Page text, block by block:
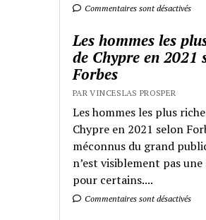
Commentaires sont désactivés
Les hommes les
de Chypre en 2021
Forbes
PAR VINCESLAS PROSPER
Les hommes les plus
Chypre en 2021 selon
méconnus du grand
n’est visiblement pas
pour certains....
Commentaires sont désactivés